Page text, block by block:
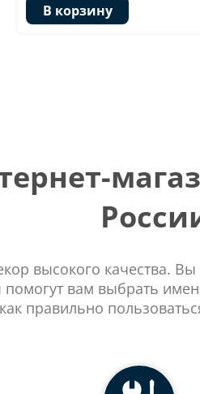
В корзину
высокого качества.
помогут вам выбрать
правильно